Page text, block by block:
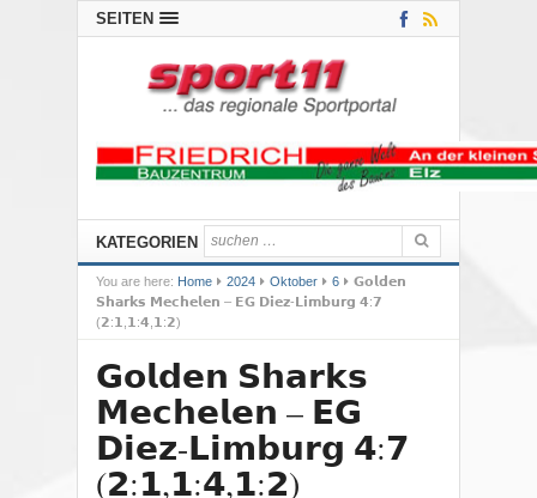
SEITEN
KATEGORIEN
You are here: Home 2024 Oktober 6
𝗚𝗼𝗹𝗱𝗲𝗻
𝗦𝗵𝗮𝗿𝗸𝘀 𝗠𝗲𝗰𝗵𝗲𝗹𝗲𝗻 – 𝗘𝗚 𝗗𝗶𝗲𝘇-𝗟𝗶𝗺𝗯𝘂𝗿𝗴 𝟰:𝟳
(𝟮:𝟭,𝟭:𝟰,𝟭:𝟮)
𝗚𝗼𝗹𝗱𝗲𝗻 𝗦𝗵𝗮𝗿𝗸𝘀
𝗠𝗲𝗰𝗵𝗲𝗹𝗲𝗻 – 𝗘𝗚
𝗗𝗶𝗲𝘇-𝗟𝗶𝗺𝗯𝘂𝗿𝗴 𝟰:𝟳
(𝟮:𝟭,𝟭:𝟰,𝟭:𝟮)